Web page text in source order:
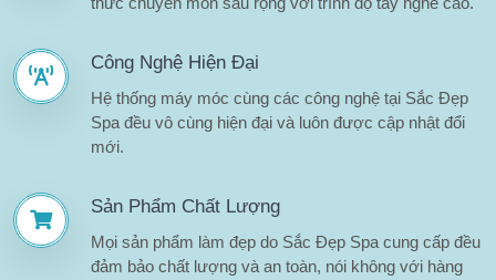
Công Nghệ Hiện Đại
Hệ thống máy móc cùng các công nghệ tại Sắc Đẹp
Spa đều vô cùng hiện đại và luôn được cập nhật đổi
mới.
Sản Phẩm Chất Lượng
Mọi sản phẩm làm đẹp do Sắc Đẹp Spa cung cấp đều
đảm bảo chất lượng và an toàn, nói không với hàng